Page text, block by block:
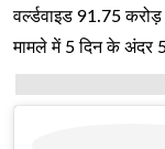
वर्ल्डवाइड 91.75
मामले में 5 दिन के अंदर 5